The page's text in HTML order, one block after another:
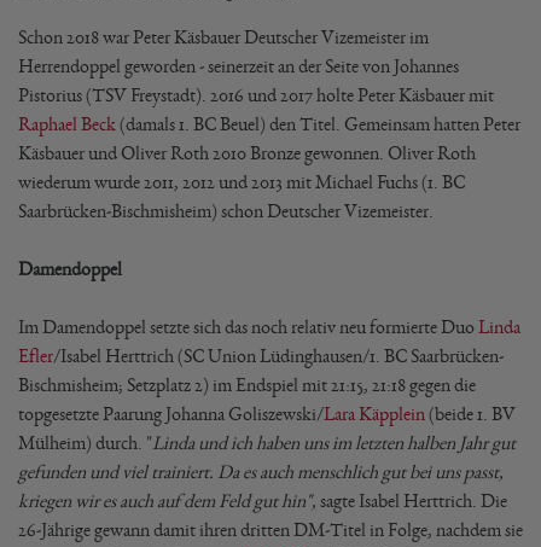
Schon 2018 war Peter Käsbauer Deutscher Vizemeister im
Herrendoppel geworden - seinerzeit an der Seite von Johannes
Pistorius (TSV Freystadt). 2016 und 2017 holte Peter Käsbauer mit
Raphael Beck (damals 1. BC Beuel) den Titel. Gemeinsam hatten Peter
Käsbauer und Oliver Roth 2010 Bronze gewonnen. Oliver Roth
wiederum wurde 2011, 2012 und 2013 mit Michael Fuchs (1. BC
Saarbrücken-Bischmisheim) schon Deutscher Vizemeister.
Damendoppel
Im Damendoppel setzte sich das noch relativ neu formierte Duo Linda
Efler/Isabel Herttrich (SC Union Lüdinghausen/1. BC Saarbrücken-
Bischmisheim; Setzplatz 2) im Endspiel mit 21:15, 21:18 gegen die
topgesetzte Paarung Johanna Goliszewski/Lara Käpplein (beide 1. BV
Mülheim) durch. "Linda und ich haben uns im letzten halben Jahr gut
gefunden und viel trainiert. Da es auch menschlich gut bei uns passt,
kriegen wir es auch auf dem Feld gut hin", sagte Isabel Herttrich. Die
26-Jährige gewann damit ihren dritten DM-Titel in Folge, nachdem sie